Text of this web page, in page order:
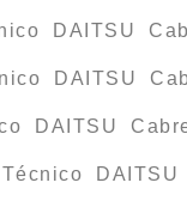
DAITSU
DAITSU
DAITSU